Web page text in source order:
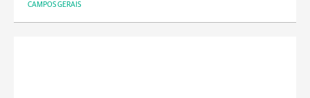
CAMPOS GERAIS